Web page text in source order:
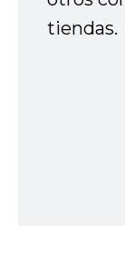
tiendas.